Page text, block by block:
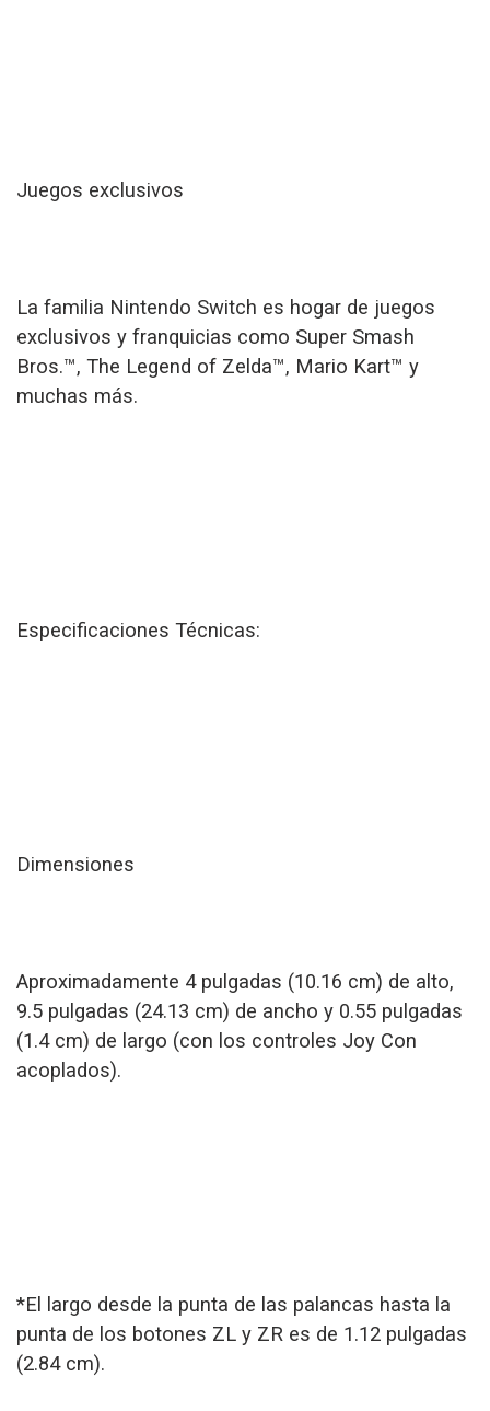
Juegos exclusivos
La familia Nintendo Switch es hogar de juegos
exclusivos y franquicias como Super Smash
Bros.™, The Legend of Zelda™, Mario Kart™ y
muchas más.
Especificaciones Técnicas:
Dimensiones
Aproximadamente 4 pulgadas (10.16 cm) de alto,
9.5 pulgadas (24.13 cm) de ancho y 0.55 pulgadas
(1.4 cm) de largo (con los controles Joy Con
acoplados).
*El largo desde la punta de las palancas hasta la
punta de los botones ZL y ZR es de 1.12 pulgadas
(2.84 cm).